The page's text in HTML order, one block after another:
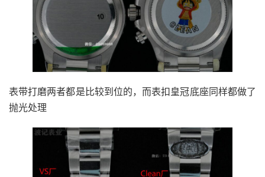
表带打磨两者都是比较到位的，而表扣皇冠底座同样都做了
抛光处理